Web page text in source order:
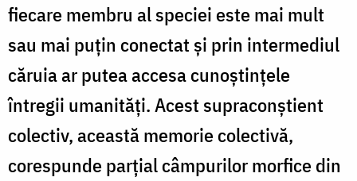
fiecare membru al speciei este mai mult
sau mai puţin conectat şi prin intermediul
căruia ar putea accesa cunoştinţele
întregii umanităţi. Acest supraconştient
colectiv, această memorie colectivă,
corespunde parţial câmpurilor morfice din